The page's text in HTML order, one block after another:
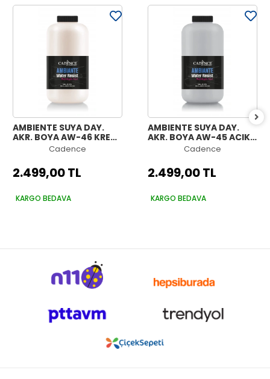
AMBIENTE SUYA DAY.
AKR. BOYA AW-46 KREM
2000ML + KATALİZÖR
Cadence
2.499,00 TL
KARGO BEDAVA
AMBIENTE SUYA DAY.
AKR. BOYA AW-45 AÇIK
GRİ 2000ML +
Cadence
2.499,00 TL
KARGO BEDAVA